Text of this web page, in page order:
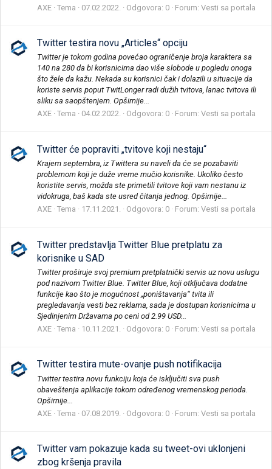
AXE Tema 07.02.2022. Odgovora: 0 Forum: Vesti sa portala
Twitter testira novu „Articles“ opciju
Twitter je tokom godina povećao ograničenje broja karaktera sa
140 na 280 da bi korisnicima dao više slobode u pogledu onoga
što žele da kažu. Nekada su korisnici čak i dolazili u situacije da
koriste servis poput TwitLonger radi dužih tvitova, lanac tvitova ili
sliku sa saopštenjem. Opširnije...
AXE Tema 04.02.2022. Odgovora: 0 Forum: Vesti sa portala
Twitter će popraviti „tvitove koji nestaju“
Krajem septembra, iz Twittera su naveli da će se pozabaviti
problemom koji je duže vreme mučio korisnike. Ukoliko često
koristite servis, možda ste primetili tvitove koji vam nestanu iz
vidokruga, baš kada ste usred čitanja jednog. Opširnije...
AXE Tema 17.11.2021. Odgovora: 0 Forum: Vesti sa portala
Twitter predstavlja Twitter Blue pretplatu za
korisnike u SAD
Twitter proširuje svoj premium pretplatnički servis uz novu uslugu
pod nazivom Twitter Blue. Twitter Blue, koji otključava dodatne
funkcije kao što je mogućnost „poništavanja“ tvita ili
pregledavanja vesti bez reklama, sada je dostupan korisnicima u
Sjedinjenim Državama po ceni od 2.99 USD...
AXE Tema 10.11.2021. Odgovora: 0 Forum: Vesti sa portala
Twitter testira mute-ovanje push notifikacija
Twitter testira novu funkciju koja će isključiti sva push
obaveštenja aplikacije tokom određenog vremenskog perioda.
Opširnije...
AXE Tema 07.08.2019. Odgovora: 0 Forum: Vesti sa portala
Twitter vam pokazuje kada su tweet-ovi uklonjeni
zbog kršenja pravila